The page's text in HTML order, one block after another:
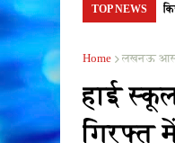
TOP NEWS
Home लखनऊ
हाई
गिरफ्त